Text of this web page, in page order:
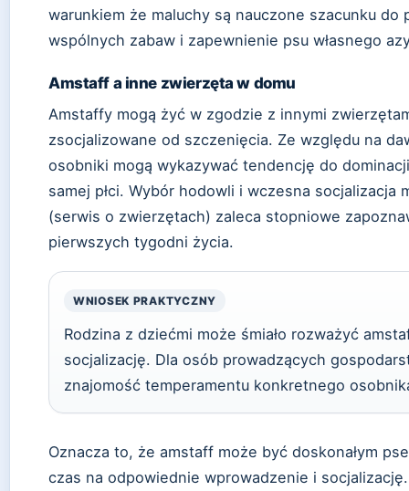
warunkiem że maluchy są nauczone szacunku
wspólnych zabaw i zapewnienie psu własnego
Amstaff a inne zwierzęta w domu
Amstaffy mogą żyć w zgodzie z innymi
zsocjalizowane od szczenięcia. Ze względu na
osobniki mogą wykazywać tendencję do
samej płci. Wybór hodowli i wczesna socjalizacja
(serwis o zwierzętach) zaleca stopniowe
pierwszych tygodni życia.
WNIOSEK PRAKTYCZNY
Rodzina z dziećmi może śmiało rozważyć
socjalizację. Dla osób prowadzących
znajomość temperamentu konkretnego
Oznacza to, że amstaff może być doskonałym
czas na odpowiednie wprowadzenie i socjalizację.